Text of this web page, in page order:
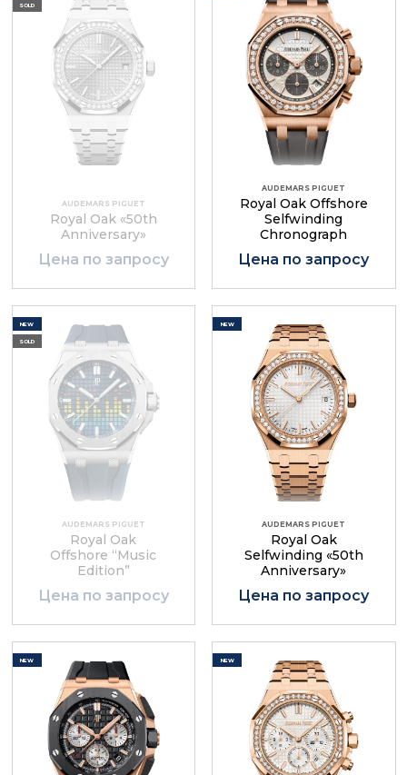
SOLD
AUDEMARS PIGUET
Royal Oak «50th
Anniversary»
Цена по запросу
AUDEMARS PIGUET
Royal Oak Offshore
Selfwinding
Chronograph
Цена по запросу
NEW
SOLD
AUDEMARS PIGUET
Royal Oak
Offshore “Music
Edition”
Цена по запросу
NEW
AUDEMARS PIGUET
Royal Oak
Selfwinding «50th
Anniversary»
Цена по запросу
NEW NEW